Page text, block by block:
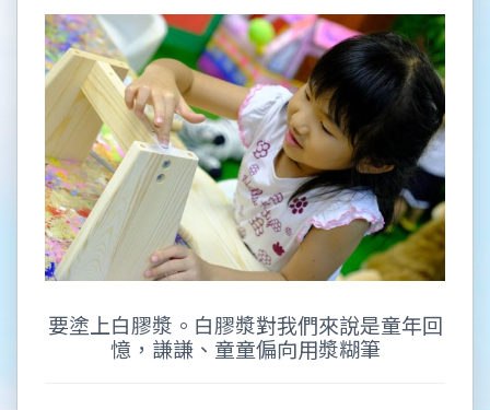
要塗上白膠漿。白膠漿對我們來說是童年回
憶，謙謙、童童偏向用漿糊筆